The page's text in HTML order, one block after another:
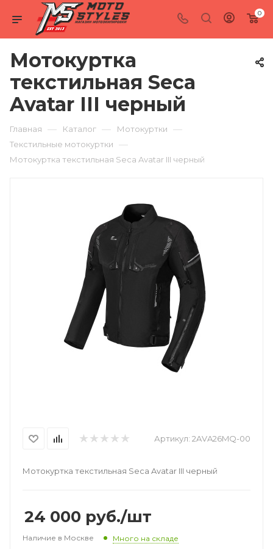
0
Мотокуртка
текстильная Seca
Avatar III черный
Главная — Каталог — Мотокуртки —
Текстильные мотокуртки —
Мотокуртка текстильная Seca Avatar III черный
Артикул: 2AVA26MQ-00
Мотокуртка текстильная Seca Avatar III черный
24 000 руб./шт
Наличие в Москве Много на складе